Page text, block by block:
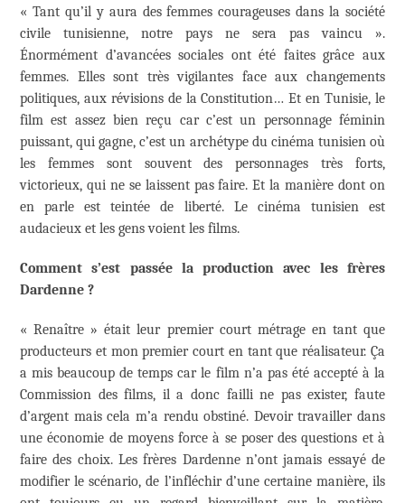
« Tant qu’il y aura des femmes courageuses dans la société
civile tunisienne, notre pays ne sera pas vaincu ».
Énormément d’avancées sociales ont été faites grâce aux
femmes. Elles sont très vigilantes face aux changements
politiques, aux révisions de la Constitution… Et en Tunisie, le
film est assez bien reçu car c’est un personnage féminin
puissant, qui gagne, c’est un archétype du cinéma tunisien où
les femmes sont souvent des personnages très forts,
victorieux, qui ne se laissent pas faire. Et la manière dont on
en parle est teintée de liberté. Le cinéma tunisien est
audacieux et les gens voient les films.
Comment s’est passée la production avec les frères
Dardenne ?
« Renaître » était leur premier court métrage en tant que
producteurs et mon premier court en tant que réalisateur. Ça
a mis beaucoup de temps car le film n’a pas été accepté à la
Commission des films, il a donc failli ne pas exister, faute
d’argent mais cela m’a rendu obstiné. Devoir travailler dans
une économie de moyens force à se poser des questions et à
faire des choix. Les frères Dardenne n’ont jamais essayé de
modifier le scénario, de l’infléchir d’une certaine manière, ils